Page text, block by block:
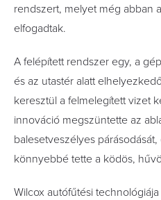
rendszert, melyet még abban
elfogadtak.
A felépített rendszer egy, a
és az utastér alatt
keresztül a felmelegített vizet
innováció megszüntette az
balesetveszélyes
könnyebbé tette a ködös,
Wilcox autófűtési